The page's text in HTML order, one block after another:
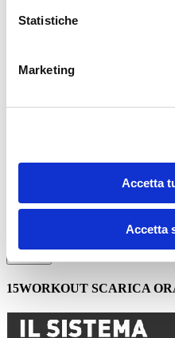
Statistiche
Marketing
Accetta
Accetta
Nome*
15WORKOUT SCARICA